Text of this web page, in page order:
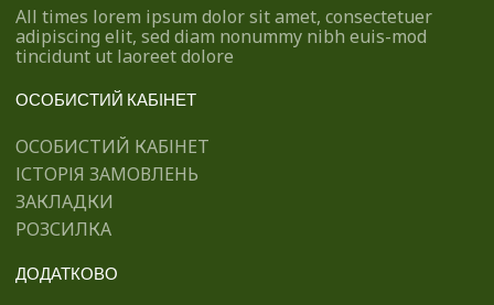
All times lorem ipsum dolor sit amet, consectetuer
adipiscing elit, sed diam nonummy nibh euis-mod
tincidunt ut laoreet dolore
ОСОБИСТИЙ КАБІНЕТ
ОСОБИСТИЙ КАБІНЕТ
ІСТОРІЯ ЗАМОВЛЕНЬ
ЗАКЛАДКИ
РОЗСИЛКА
ДОДАТКОВО